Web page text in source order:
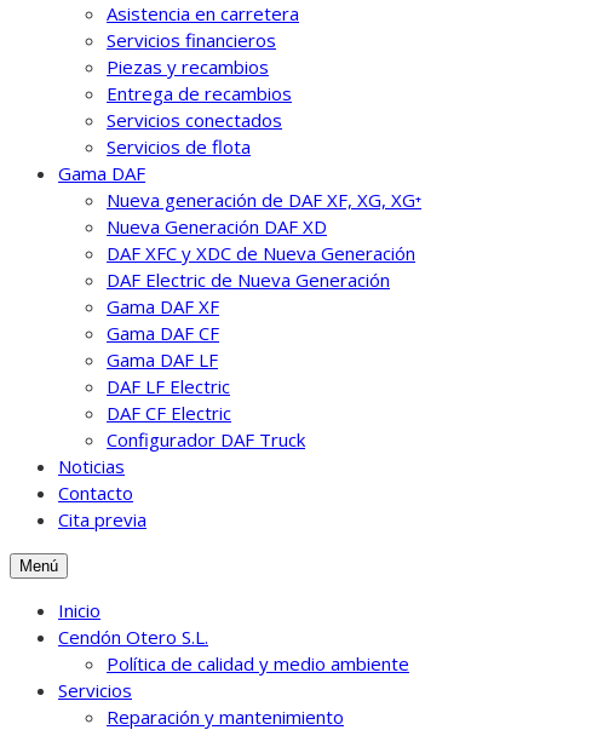
Asistencia en carretera
Servicios financieros
Piezas y recambios
Entrega de recambios
Servicios conectados
Servicios de flota
Gama DAF
Nueva generación de DAF XF, XG, XG⁺
Nueva Generación DAF XD
DAF XFC y XDC de Nueva Generación
DAF Electric de Nueva Generación
Gama DAF XF
Gama DAF CF
Gama DAF LF
DAF LF Electric
DAF CF Electric
Configurador DAF Truck
Noticias
Contacto
Cita previa
Menú
Inicio
Cendón Otero S.L.
Política de calidad y medio ambiente
Servicios
Reparación y mantenimiento